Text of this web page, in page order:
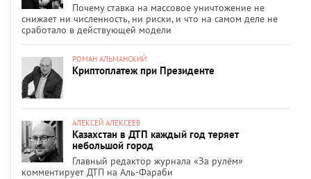
Почему ставка на массовое уничтожение не
снижает ни численность, ни риски, и что на самом деле не
сработало в действующей модели
РОМАН АЛЬМАНСКИЙ
Криптоплатеж при Президенте
АЛЕКСЕЙ АЛЕКСЕЕВ
Казахстан в ДТП каждый год теряет
небольшой город
Главный редактор журнала «За рулём»
комментирует ДТП на Аль-Фараби